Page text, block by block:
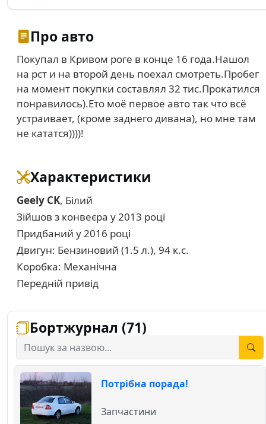
Про авто
Покупал в Кривом роге в конце 16 года.Нашол
на рст и на второй день поехал смотреть.Пробег
на момент покупки составлял 32 тис.Прокатился
понравилось).Ето моё первое авто так что всё
устраивает, (кроме заднего дивана), но мне там
не кататся))))!
Характеристики
Geely CK, Білий
Зійшов з конвеєра у 2013 році
Придбаний у 2016 році
Двигун: Бензиновий (1.5 л.), 94 к.с.
Коробка: Механічна
Передній привід
Бортжурнал (71)
Потрібна порада!
Запчастини